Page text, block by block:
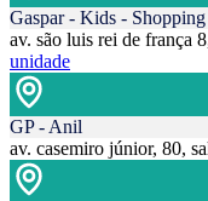
Gaspar - Kids -
av. são luis rei de frança
unidade
GP - Anil
av. casemiro júnior, 80,